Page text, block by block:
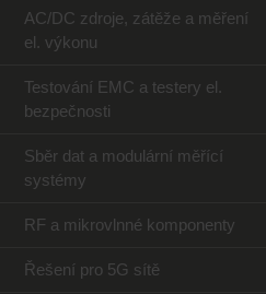
AC/DC zdroje, zátěže a měření
el. výkonu
Testování EMC a testery el.
bezpečnosti
Sběr dat a modulární měřící
systémy
RF a mikrovlnné komponenty
Řešení pro 5G sítě